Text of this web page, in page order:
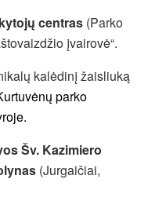
centras (Parko
įvairovė“.
kalėdinį žaisliuką
parko
Šv. Kazimiero
(Jurgaičiai,